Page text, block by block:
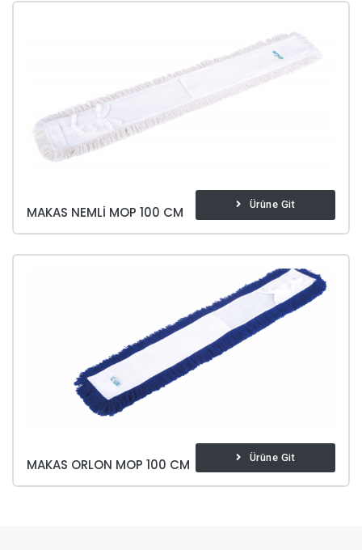
MAKAS NEMLI MOP 100 CM Ürüne Git
MAKAS ORLON MOP 100 CM Ürüne Git